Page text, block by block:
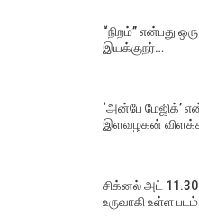
“நிறம்” என்பது
இயக்குநர்…
‘அன்பே மேஜிக்’
இளவழகன்
சிக்னல் அட் 11.30:
உருவாகி உள்ள படம்